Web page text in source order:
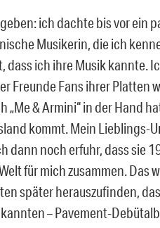
ich dachte bis vor ein
Musikerin, die ich
dass ich ihre Musik kannte.
Freunde Fans ihrer Platten
„Me & Armini“ in der Hand
kommt. Mein Lieblings-
dann noch erfuhr, dass sie
für mich zusammen. Das
später herauszufinden,
– Pavement-